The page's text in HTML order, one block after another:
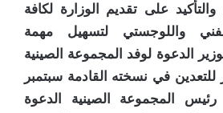
على تقديم الوزارة لكافة
واللوجستي لتسهيل مهمة
الدعوة لوفد المجموعة الصينية
في نسخته القادمة سبتمبر
رئيس المجموعة الصينية الدعوة